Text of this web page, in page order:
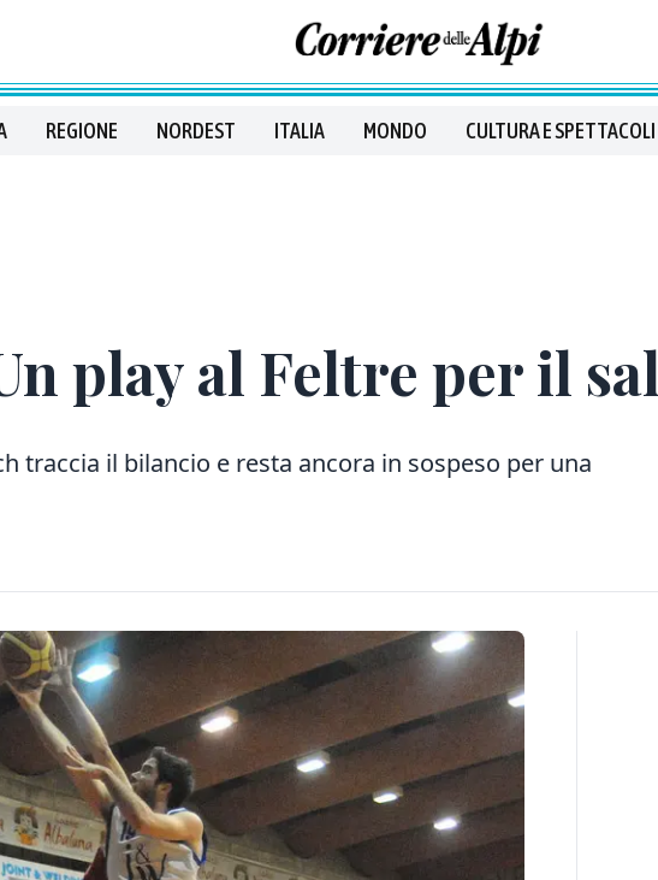
REGIONE NORDEST ITALIA MONDO CULTURA E SPETTACOLI
play al Feltre per il
traccia il bilancio e resta ancora in sospeso per una